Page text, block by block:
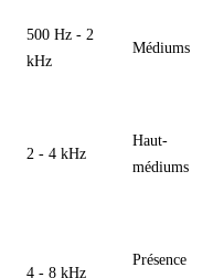
500 Hz - 2
kHz
Médiums
2 - 4 kHz
Haut-
médiums
4 - 8 kHz
Présence